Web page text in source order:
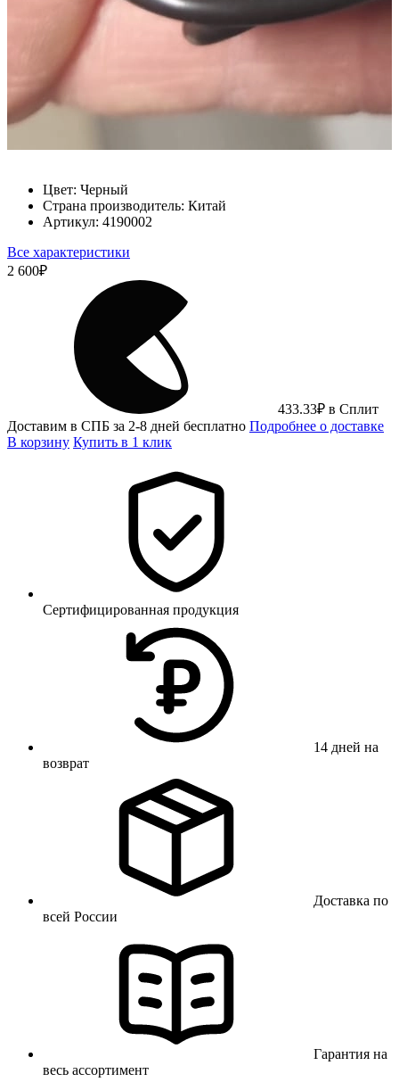
Цвет: Черный
Страна производитель: Китай
Артикул: 4190002
Все характеристики
2 600₽
433.33₽ в Сплит
Доставим в СПБ за 2-8 дней бесплатно Подробнее о доставке
В корзину Купить в 1 клик
Сертифицированная продукция
14 дней на
возврат
Доставка по
всей России
Гарантия на
весь ассортимент